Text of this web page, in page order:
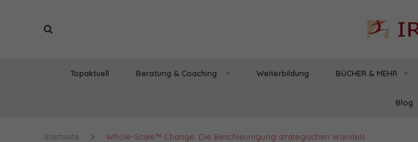
Topaktuell Beratung & Coaching Weiterbildung BÜCHER & MEHR
Blog
Startseite Whole-Scale™ Change: Die Beschleunigung strategischen Wandels